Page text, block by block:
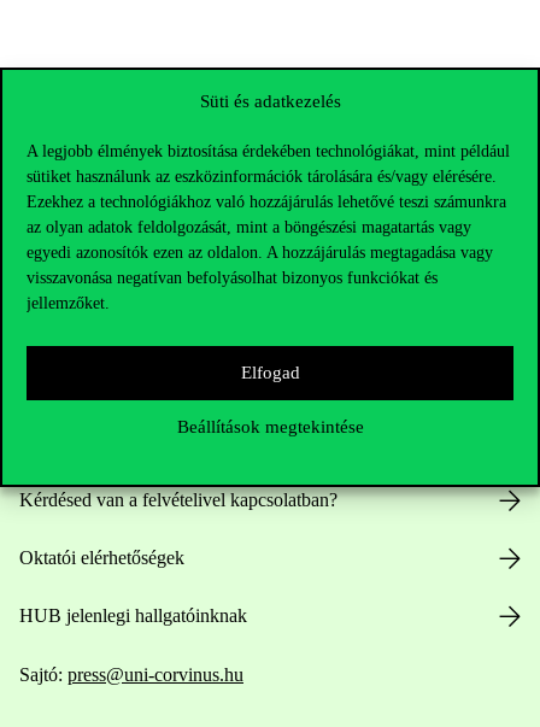
Süti és adatkezelés
A legjobb élmények biztosítása érdekében technológiákat, mint például
sütiket használunk az eszközinformációk tárolására és/vagy elérésére.
Ezekhez a technológiákhoz való hozzájárulás lehetővé teszi számunkra
az olyan adatok feldolgozását, mint a böngészési magatartás vagy
egyedi azonosítók ezen az oldalon. A hozzájárulás megtagadása vagy
visszavonása negatívan befolyásolhat bizonyos funkciókat és
jellemzőket.
Elfogad
Beállítások megtekintése
Kérdésed van a felvételivel kapcsolatban?
Oktatói elérhetőségek
HUB jelenlegi hallgatóinknak
Sajtó: press@uni-corvinus.hu